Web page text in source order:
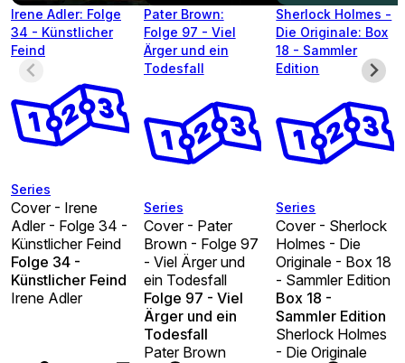
Irene Adler: Folge
34 - Künstlicher
Feind
Series
Cover - Irene
Adler - Folge 34 -
Künstlicher Feind
Folge 34 -
Künstlicher Feind
Irene Adler
Pater Brown:
Folge 97 - Viel
Ärger und ein
Todesfall
Series
Cover - Pater
Brown - Folge 97
- Viel Ärger und
ein Todesfall
Folge 97 - Viel
Ärger und ein
Todesfall
Pater Brown
Sherlock Holmes -
Die Originale: Box
18 - Sammler
Edition
Series
Cover - Sherlock
Holmes - Die
Originale - Box 18
- Sammler Edition
Box 18 -
Sammler Edition
Sherlock Holmes
- Die Originale